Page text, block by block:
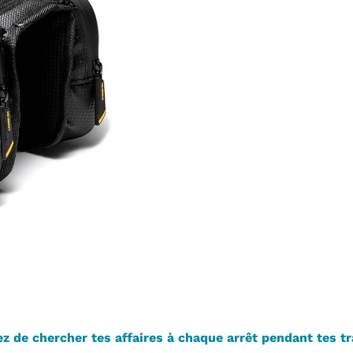
de chercher tes affaires à chaque arrêt pendant tes